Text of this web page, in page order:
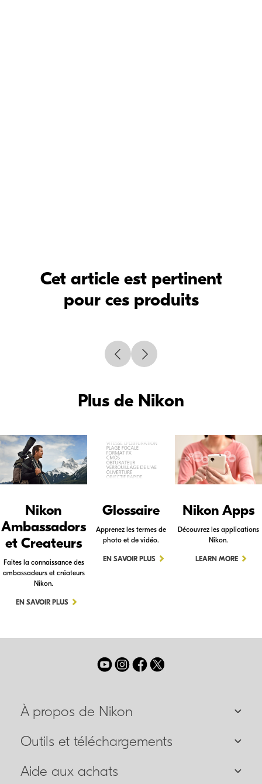
Cet article est pertinent
pour ces produits
Plus de Nikon
Nikon
Ambassadors
et Createurs
Faites la connaissance des
ambassadeurs et créateurs
Nikon.
EN SAVOIR PLUS
Glossaire
Apprenez les termes de
photo et de vidéo.
EN SAVOIR PLUS
Nikon Apps
Découvrez les applications
Nikon.
LEARN MORE
À propos de Nikon
Outils et téléchargements
Aide aux achats